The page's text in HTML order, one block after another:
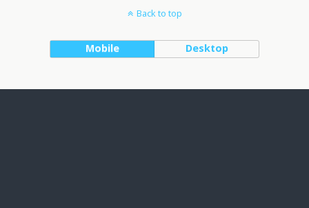
Back to top
Mobile Desktop